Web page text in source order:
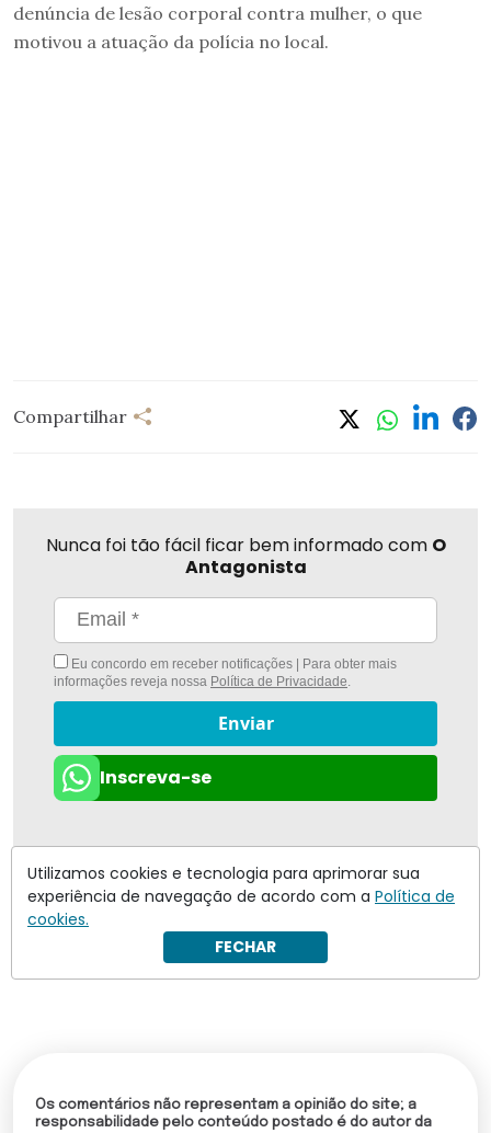
denúncia de lesão corporal contra mulher, o que
motivou a atuação da polícia no local.
Compartilhar
Nunca foi tão fácil ficar bem informado com O
Antagonista
Eu concordo em receber notificações | Para obter mais
informações reveja nossa Política de Privacidade
Enviar
Inscreva-se
Os comentários não representam a opinião do site; a
responsabilidade pelo conteúdo postado é do autor da
Utilizamos cookies e tecnologia para aprimorar sua
experiência de navegação de acordo com a Política de
cookies.
FECHAR